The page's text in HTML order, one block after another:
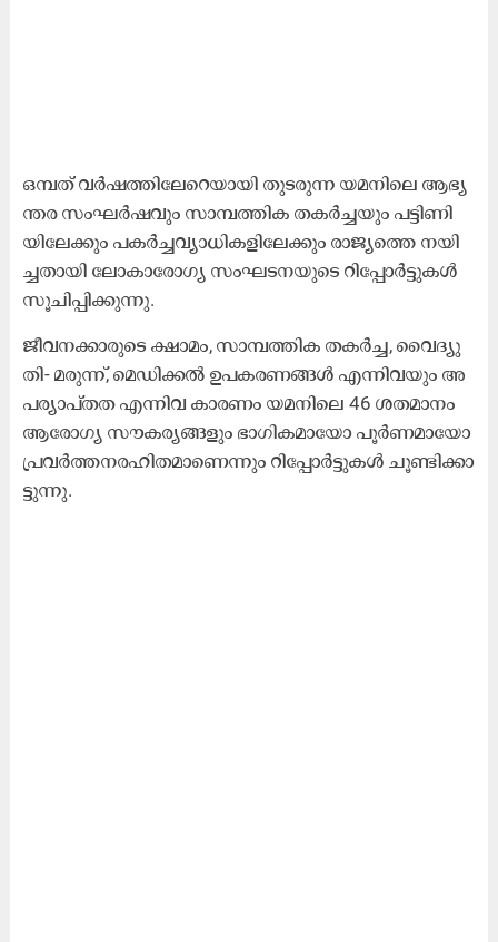
ഒ​മ്പ​ത് വ​ർ​ഷ​ത്തി​ലേ​റെ​യാ​യി തു​ട​രു​ന്ന യ​മ​നി​ലെ ആ​ഭ്യ​
ന്ത​ര സം​ഘ​ർ​ഷ​വും സാ​മ്പ​ത്തി​ക ത​ക​ർ​ച്ച​യും പ​ട്ടി​ണി​
യി​ലേ​ക്കും പ​ക​ർ​ച്ച​വ്യാ​ധി​ക​ളി​ലേ​ക്കും രാ​ജ്യ​ത്തെ ന​യി​
ച്ച​താ​യി ലോ​കാ​രോ​ഗ്യ സം​ഘ​ട​ന​യു​ടെ റി​പ്പോ​ർ​ട്ടു​ക​ൾ
സൂ​ചി​പ്പി​ക്കു​ന്നു.
ജീ​വ​ന​ക്കാ​രു​ടെ ക്ഷാ​മം, സാ​മ്പ​ത്തി​ക ത​ക​ർ​ച്ച, വൈ​ദ്യു​
തി- മ​രു​ന്ന്, മെ​ഡി​ക്ക​ൽ ഉ​പ​ക​ര​ണ​ങ്ങ​ൾ എ​ന്നി​വ​യും അ​
പ​ര്യാ​പ്ത​ത എ​ന്നി​വ കാ​ര​ണം യ​മ​നി​ലെ 46 ശ​ത​മാ​നം
ആ​രോ​ഗ്യ സൗ​ക​ര്യ​ങ്ങ​ളും ഭാ​ഗി​ക​മാ​യോ പൂ​ർ​ണ​മാ​യോ
പ്ര​വ​ർ​ത്ത​ന​ര​ഹി​ത​മാ​ണെ​ന്നും റി​പ്പോ​ർ​ട്ടു​ക​ൾ ചൂ​ണ്ടി​ക്കാ​
ട്ടു​ന്നു.